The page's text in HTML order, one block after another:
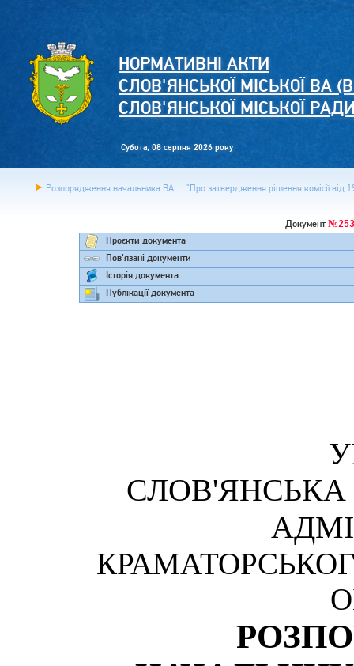
НОРМАТИВНІ АКТИ
СЛОВ'ЯНСЬКОЇ МІСЬКОЇ ВА
СЛОВ'ЯНСЬКОЇ МІСЬКОЇ
Субота, 08 серпня 2026 року
Розпорядження начальника ВА "Про затвердження рішення комісії
Документ
Проєкти документа
Пов'язані документи
Історія документа
Публікації документа
СЛОВ'ЯНСЬКА